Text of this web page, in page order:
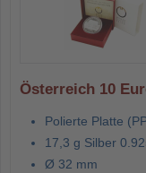
Österreich 10
Polierte Platte
17,3 g Silber
Ø 32 mm